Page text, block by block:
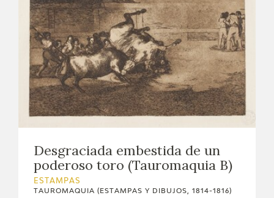
Desgraciada embestida de un
poderoso toro (Tauromaquia B)
ESTAMPAS
TAUROMAQUIA (ESTAMPAS Y DIBUJOS, 1814-1816)